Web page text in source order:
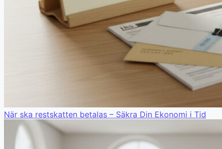
När ska restskatten betalas – Säkra Din Ekonomi i Tid